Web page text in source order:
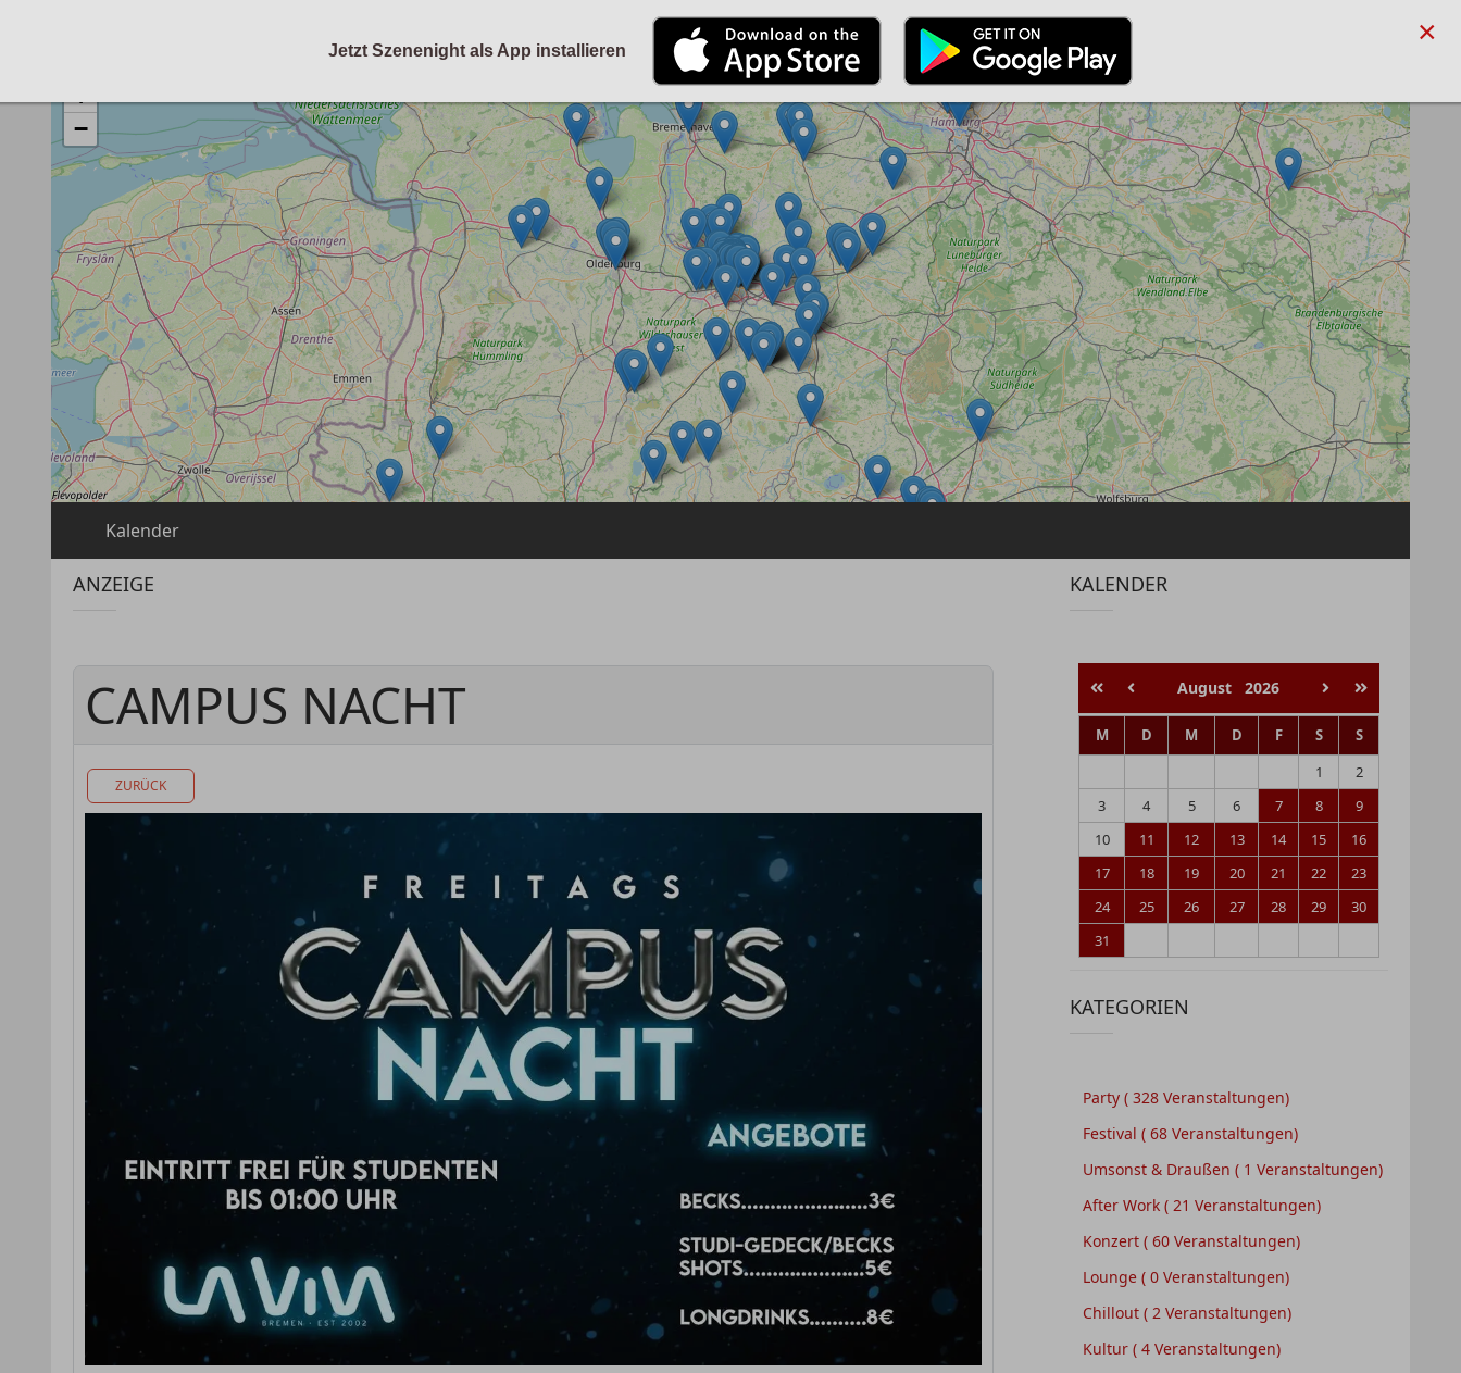
KALENDER PARTYFOTOS FÜR VERANSTALTER/PARTNER
+
−
Kalender
ANZEIGE
CAMPUS NACHT
ZURÜCK
KALENDER
August 2026
M D M D F S
S
1
2
3
4 5 6 7 8
9
10
11 12 13 14 15
16
17
18 19 20 21 22
23
24
25 26 27 28 29
30
31
KATEGORIEN
Party ( 328 Veranstaltungen)
Festival ( 68 Veranstaltungen)
Umsonst & Draußen ( 1 Veranstaltungen)
After Work ( 21 Veranstaltungen)
Konzert ( 60 Veranstaltungen)
Lounge ( 0 Veranstaltungen)
Chillout ( 2 Veranstaltungen)
Kultur ( 4 Veranstaltungen)
ANMELDENODERREGISTRIEREN
Angemeldet bleiben
ANMELDEN
Registrieren
Benutzername vergessen
Passwort vergessen
×
Jetzt Szenenight als App installieren